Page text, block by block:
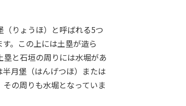
りょうほ）と呼ばれる5つ
。この上には土塁が造ら
と石垣の周りには水堀があ
月堡（はんげつほ）または
の周りも水堀となっていま